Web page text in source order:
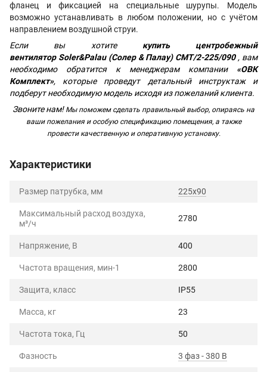
фланец и фиксацией на специальные шурупы. Модель
возможно устанавливать в любом положении, но с учётом
направлением воздушной струи.
Если вы хотите купить центробежный
вентилятор Soler&Palau (Солер & Палау) CMT/2-225/090 , вам
необходимо обратится к менеджерам компании «ОВК
Комплект», которые проведут детальный инструктаж и
подберут необходимую модель исходя из пожеланий клиента.
Звоните нам! Мы поможем сделать правильный выбор, опираясь на
ваши пожелания и особую спецификацию помещения, а также
провести качественную и оперативную установку.
Характеристики
Размер патрубка, мм 225x90
Максимальный расход воздуха,
м³/ч
2780
Напряжение, В 400
Частота вращения, мин-1 2800
Защита, класс IP55
Масса, кг 23
Частота тока, Гц 50
Фазность 3 фаз - 380 В